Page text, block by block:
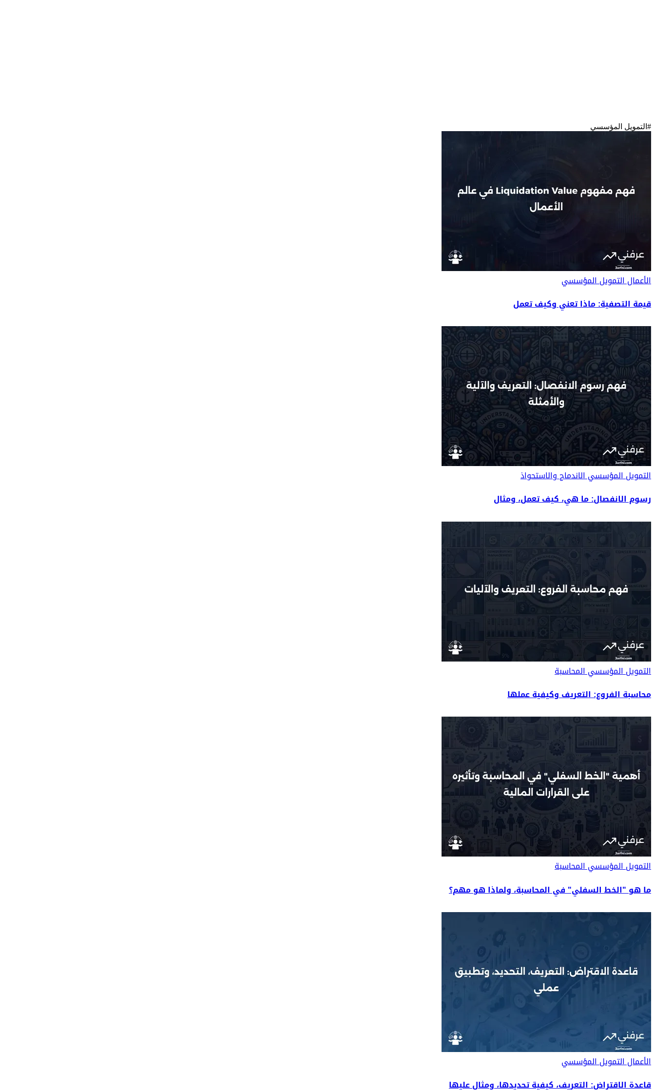
# التمويل المؤسسي
الأعمالالتمويل المؤسسي
قيمة التصفية: ماذا تعني وكيف تعمل
التمويل المؤسسيالاندماج والاستحواذ
رسوم الانفصال: ما هي، كيف تعمل، ومثال
التمويل المؤسسيالمحاسبة
محاسبة الفروع: التعريف وكيفية عملها
التمويل المؤسسيالمحاسبة
ما هو "الخط السفلي" في المحاسبة، ولماذا هو مهم؟
الأعمالالتمويل المؤسسي
قاعدة الاقتراض: التعريف، كيفية تحديدها، ومثال عليها